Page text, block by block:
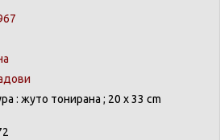
: жуто тонирана ; 20 x 33 cm